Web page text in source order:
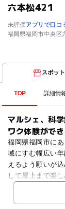
六本松421
未評価アプリで口コ
福岡県福岡市中央区
スポッ
TOP 詳細情
マルシェ、科
ワク体験がで
福岡県福岡市に
域にすむ幅広い
えるよう願いが
して屋上まで楽